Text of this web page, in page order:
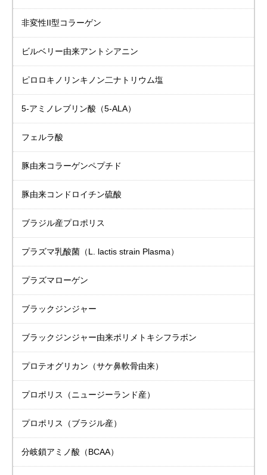
非変性II型コラーゲン
ビルベリー由来アントシアニン
ピロロキノリンキノン二ナトリウム塩
5-アミノレブリン酸 （5-ALA）
フェルラ酸
豚由来コラーゲンペプチド
豚由来コンドロイチン硫酸
ブラジル産プロポリス
プラズマ乳酸菌 （L. lactis strain Plasma）
プラズマローゲン
ブラックジンジャー
ブラックジンジャー由来ポリメトキシフラボン
プロテオグリカン （サケ鼻軟骨由来）
プロポリス （ニュージーランド産）
プロポリス （ブラジル産）
分岐鎖アミノ酸（BCAA）